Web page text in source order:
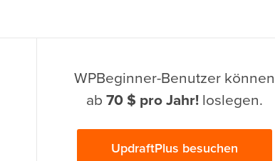
WPBeginner-Benutzer können
ab70 $ pro Jahr!loslegen.
UpdraftPlus besuchen